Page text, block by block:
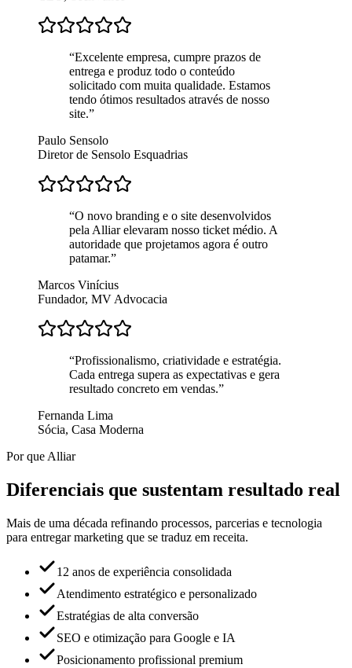
“Excelente empresa, cumpre prazos de
entrega e produz todo o conteúdo
solicitado com muita qualidade. Estamos
tendo ótimos resultados através de nosso
site.”
Paulo Sensolo
Diretor de Sensolo Esquadrias
“O novo branding e o site desenvolvidos
pela Alliar elevaram nosso ticket médio. A
autoridade que projetamos agora é outro
patamar.”
Marcos Vinícius
Fundador, MV Advocacia
“Profissionalismo, criatividade e estratégia.
Cada entrega supera as expectativas e gera
resultado concreto em vendas.”
Fernanda Lima
Sócia, Casa Moderna
Por que Alliar
Diferenciais que sustentam resultado real
Mais de uma década refinando processos, parcerias e tecnologia
para entregar marketing que se traduz em receita.
12 anos de experiência consolidada
Atendimento estratégico e personalizado
Estratégias de alta conversão
SEO e otimização para Google e IA
Posicionamento profissional premium